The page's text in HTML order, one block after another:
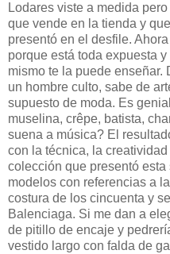
Lodares viste a medida
que vende en la tienda y
presentó en el desfile.
porque está toda expuesta
mismo te la puede enseñar.
un hombre culto, sabe de
supuesto de moda. Es
muselina, crêpe, batista,
suena a música? El
con la técnica, la
colección que presentó
modelos con referencias a
costura de los cincuenta y
Balenciaga. Si me dan a
de pitillo de encaje y
vestido largo con falda de